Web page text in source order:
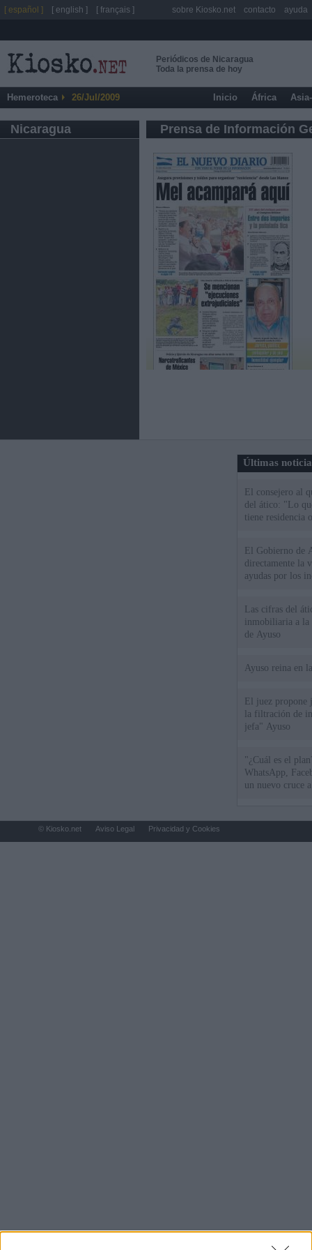
Periódicos de Nicaragua
Toda la prensa de hoy
Hemeroteca 26/Jul/2009 Inicio África
Nicaragua Prensa de Información
Últimas
El consejero al
del ático: "Lo
tiene residencia
El Gobierno de
directamente la
ayudas por los
Las cifras del
inmobiliaria a la
de Ayuso
Ayuso reina en
El juez propone
la filtración de
jefa" Ayuso
"¿Cuál es el
WhatsApp,
un nuevo cruce
[ español ] [ english ] [ français ] sobre Kiosko.net contacto ayuda
© Kiosko.net Aviso Legal Privacidad y Cookies